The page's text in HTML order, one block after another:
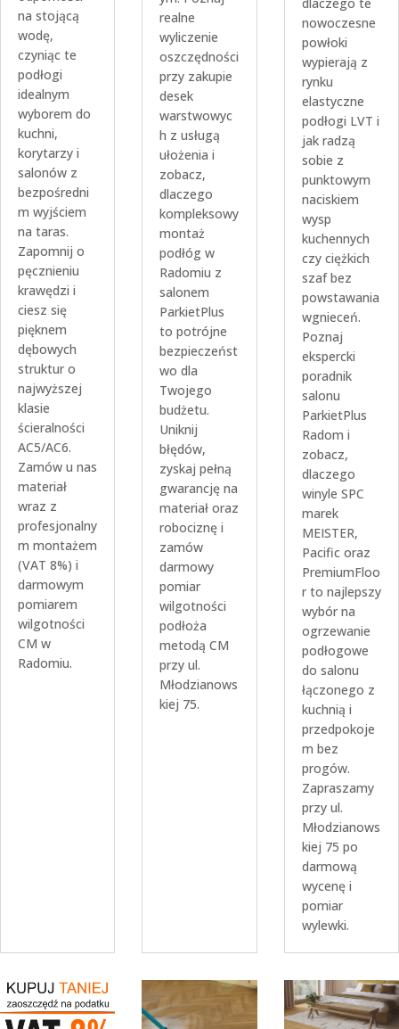
na stojącą
wodę,
czyniąc te
podłogi
idealnym
wyborem do
kuchni,
korytarzy i
salonów z
bezpośredni
m wyjściem
na taras.
Zapomnij o
pęcznieniu
krawędzi i
ciesz się
pięknem
dębowych
struktur o
najwyższej
klasie
ścieralności
AC5/AC6.
Zamów u nas
materiał
wraz z
profesjonalny
m montażem
(VAT 8%) i
darmowym
pomiarem
wilgotności
CM w
Radomiu.
realne
wyliczenie
oszczędności
przy zakupie
desek
warstwowyc
h z usługą
ułożenia i
zobacz,
dlaczego
kompleksowy
montaż
podłóg w
Radomiu z
salonem
ParkietPlus
to potrójne
bezpieczeńst
wo dla
Twojego
budżetu.
Uniknij
błędów,
zyskaj pełną
gwarancję na
materiał oraz
robociznę i
zamów
darmowy
pomiar
wilgotności
podłoża
metodą CM
przy ul.
Młodzianows
kiej 75.
nowoczesne
powłoki
wypierają z
rynku
elastyczne
podłogi LVT i
jak radzą
sobie z
punktowym
naciskiem
wysp
kuchennych
czy ciężkich
szaf bez
powstawania
wgnieceń.
Poznaj
ekspercki
poradnik
salonu
ParkietPlus
Radom i
zobacz,
dlaczego
winyle SPC
marek
MEISTER,
Pacific oraz
PremiumFloo
r to najlepszy
wybór na
ogrzewanie
podłogowe
do salonu
łączonego z
kuchnią i
przedpokoje
m bez
progów.
Zapraszamy
przy ul.
Młodzianows
kiej 75 po
darmową
wycenę i
pomiar
wylewki.